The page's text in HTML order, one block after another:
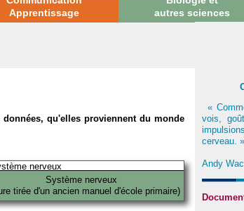
Apprentissage
autres sciences
qu'elles proviennent du monde
Système nerveux
tirée d'un ancien manuel d'école primaire)
«
vois,
cerveau. »
Andy